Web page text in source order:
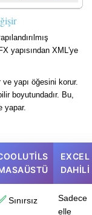
yapısından XML'ye
yapı öğesini korur.
boyutundadır. Bu,
yapar.
EXCEL
DAHILI
Sınırsız
Sadece
elle